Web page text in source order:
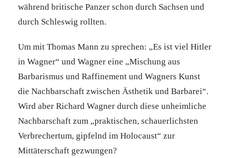
während britische Panzer schon durch Sachsen und
durch Schleswig rollten.
Um mit Thomas Mann zu sprechen: „Es ist viel Hitler
in Wagner“ und Wagner eine „Mischung aus
Barbarismus und Raffinement und Wagners Kunst
die Nachbarschaft zwischen Ästhetik und Barbarei“.
Wird aber Richard Wagner durch diese unheimliche
Nachbarschaft zum „praktischen, schauerlichsten
Verbrechertum, gipfelnd im Holocaust“ zur
Mittäterschaft gezwungen?